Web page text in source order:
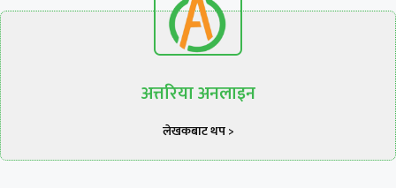
अत्तरिया अनलाइन
लेखकबाट थप >